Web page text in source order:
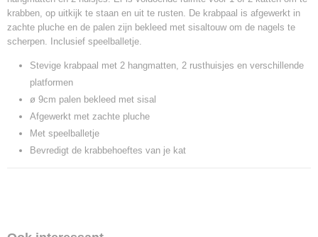
krabben, op uitkijk te staan en uit te rusten. De krabpaal is afgewerkt in
zachte pluche en de palen zijn bekleed met sisaltouw om de nagels te
scherpen. Inclusief speelballetje.
Stevige krabpaal met 2 hangmatten, 2 rusthuisjes en verschillende
platformen
ø 9cm palen bekleed met sisal
Afgewerkt met zachte pluche
Met speelballetje
Bevredigt de krabbehoeftes van je kat